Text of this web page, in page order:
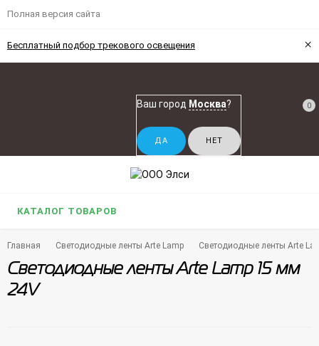
Полная версия сайта
Бесплатный подбор трекового освещения ×
Ваш город Москва? 0
КАТАЛОГ ТОВАРОВ
Главная Светодиодные ленты Arte Lamp Светодиодные ленты Arte
Светодиодные ленты Arte Lamp 15 мм
24V